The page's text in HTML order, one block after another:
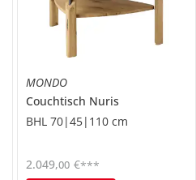
MONDO
Couchtisch Nuris
BHL 70|45|110 cm
2.049,00 €***